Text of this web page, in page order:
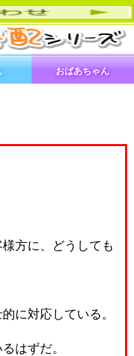
おばあちゃん
方に、どうしても
に対応している。
はずだ。